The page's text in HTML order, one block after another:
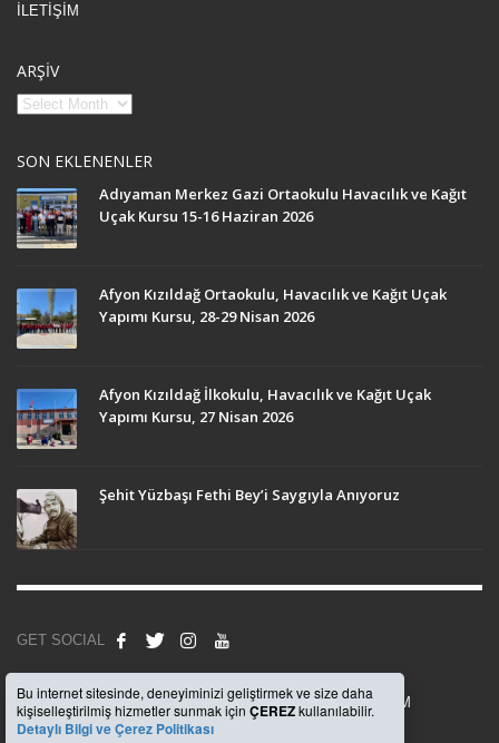
İLETİŞİM
ARŞİV
SON EKLENENLER
Adıyaman Merkez Gazi Ortaokulu Havacılık ve Kağıt
Uçak Kursu 15-16 Haziran 2026
Afyon Kızıldağ Ortaokulu, Havacılık ve Kağıt Uçak
Yapımı Kursu, 28-29 Nisan 2026
Afyon Kızıldağ İlkokulu, Havacılık ve Kağıt Uçak
Yapımı Kursu, 27 Nisan 2026
Şehit Yüzbaşı Fethi Bey’i Saygıyla Anıyoruz
GET SOCIAL
© 2008Anadolu Beşiktaşlılar Derneği, Uygulama -WEBKOM
Bu internet sitesinde, deneyiminizi geliştirmek ve size daha
kişiselleştirilmiş hizmetler sunmak için ÇEREZkullanılabilir.
Detaylı Bilgi ve Çerez Politikası